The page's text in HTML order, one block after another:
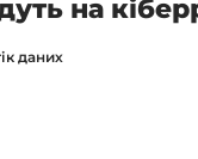
на
даних